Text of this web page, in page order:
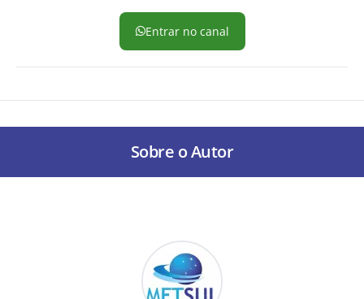
Entrar no canal
Sobre o Autor